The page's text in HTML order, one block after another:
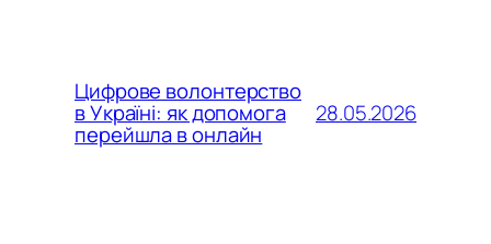
Цифрове волонтерство
в Україні: як допомога
перейшла в онлайн
28.05.2026